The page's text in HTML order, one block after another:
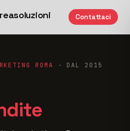
reasoluzioni Contattaci
ROMA · DAL 2015